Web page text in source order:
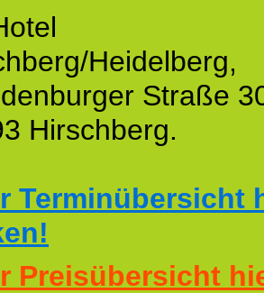
Heidelberg,
Straße
Hirschberg.
Terminübersicht
Preisübersicht